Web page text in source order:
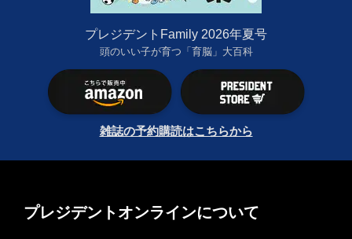
プレジデントFamily 2026年夏号
頭のいい子が育つ「育脳」大百科
雑誌の予約購読はこちらから
プレジデントオンラインについて